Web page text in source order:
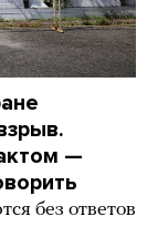
—
без ответов